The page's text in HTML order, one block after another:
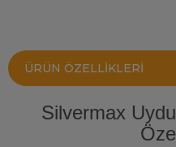
ÜRÜN ÖZELLIKLERI
Silvermax Uydu